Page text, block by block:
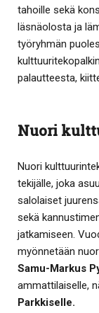
tahoille sekä
läsnäolosta ja
työryhmän
palautteesta,
Nuori
Nuori
tekijälle, joka
salolaiset
sekä
jatkamiseen.
myönnetään
Samu-Markus
ammattilaiselle,
Parkkiselle.